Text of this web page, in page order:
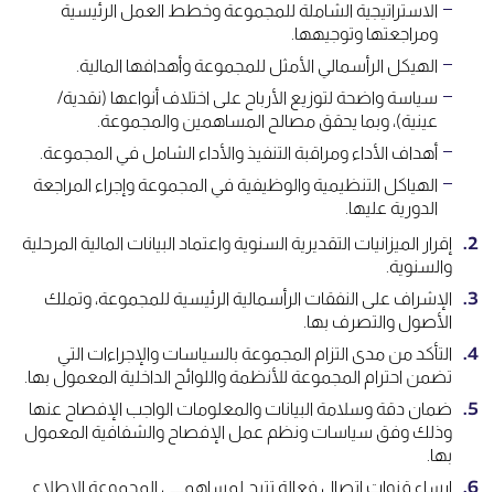
الاستراتيجية الشاملة للمجموعة وخطط العمل الرئيسية
ومراجعتها وتوجيهها.
الهيكل الرأسمالي الأمثل للمجموعة وأهدافها المالية.
سياسة واضحة لتوزيع الأرباح على اختلاف أنواعها (نقدية/
عينية)، وبما يحقق مصالح المساهمين والمجموعة.
أهداف الأداء ومراقبة التنفيذ والأداء الشامل في المجموعة.
الهياكل التنظيمية والوظيفية في المجموعة وإجراء المراجعة
الدورية عليها.
إقرار الميزانيات التقديرية السنوية واعتماد البيانات المالية المرحلية
والسنوية.
الإشراف على النفقات الرأسمالية الرئيسية للمجموعة، وتملك
الأصول والتصرف بها.
التأكد من مدى التزام المجموعة بالسياسات والإجراءات التي
تضمن احترام المجموعة للأنظمة واللوائح الداخلية المعمول بها.
ضمان دقة وسلامة البيانات والمعلومات الواجب الإفصاح عنها
وذلك وفق سياسات ونظم عمل الإفصاح والشفافية المعمول
بها.
إرساء قنوات اتصال فعالة تتيح لمساهمـــي المجموعة الإطلاع